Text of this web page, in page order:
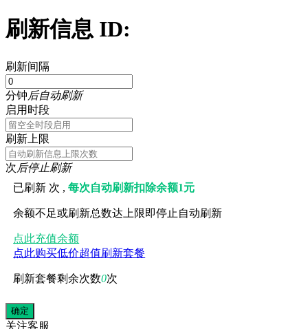
刷新信息 ID:
刷新间隔
分钟后自动刷新
启用时段
刷新上限
次后停止刷新
已刷新 次 ,每次自动刷新扣除余额1元
余额不足或刷新总数达上限即停止自动刷新
点此充值余额
点此购买低价超值刷新套餐
刷新套餐剩余次数0次
关注客服